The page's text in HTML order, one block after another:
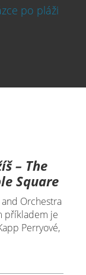
– The
Square
Orchestra
příkladem je
Perryové,